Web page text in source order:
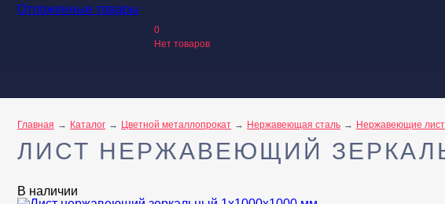
Отложенные товары
0
Нет товаров
Главная Каталог Цветной металлопрокат Нержавеющая сталь Нержавеющие
ЛИСТ НЕРЖАВЕЮЩИЙ
В наличии